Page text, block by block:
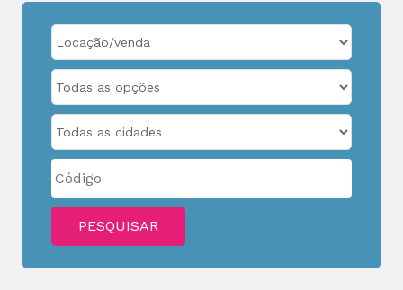
PESQUISAR